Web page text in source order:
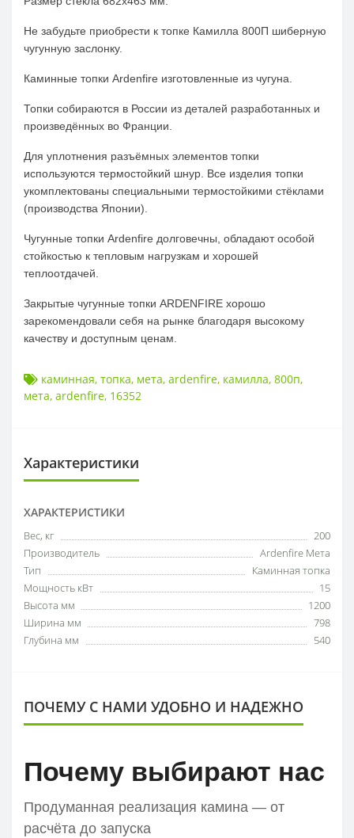
Не забудьте приобрести к топке Камилла 800П шиберную
чугунную заслонку.
Каминные топки Ardenfire изготовленные из чугуна.
Топки собираются в России из деталей разработанных и
произведённых во Франции.
Для уплотнения разъёмных элементов топки
используются термостойкий шнур. Все изделия топки
укомплектованы специальными термостойкими стёклами
(производства Японии).
Чугунные топки Ardenfire долговечны, обладают особой
стойкостью к тепловым нагрузкам и хорошей
теплоотдачей.
Закрытые чугунные топки ARDENFIRE хорошо
зарекомендовали себя на рынке благодаря высокому
качеству и доступным ценам.
каминная, топка, мета, ardenfire, камилла, 800п,
мета, ardenfire, 16352
Характеристики
ХАРАКТЕРИСТИКИ
Вес, кг
200
Производитель
Ardenfire Мета
Тип
Каминная топка
Мощность кВт
15
Высота мм
1200
Ширина мм
798
Глубина мм
540
ПОЧЕМУ С НАМИ УДОБНО И НАДЕЖНО
Почему выбирают нас
Продуманная реализация камина — от
расчёта до запуска